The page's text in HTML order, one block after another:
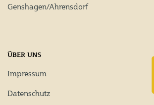
Genshagen/Ahrensdorf
ÜBER UNS
Impressum
Datenschutz